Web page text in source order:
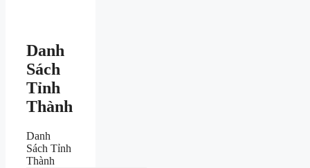
Danh
Sách
Tỉnh
Thành
Danh
Sách Tỉnh
Thành